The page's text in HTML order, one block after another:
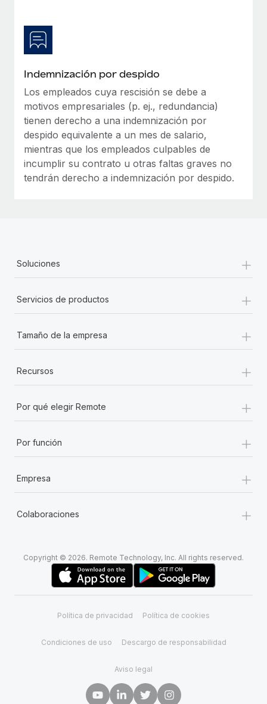
Prestaciones
Gestiona las prestaciones de los empleados sin
todos los tamaños a contratar, gestionar y...
Más información
Pento se convierte en un empleador equitativo
con Remote
Gestionar las nóminas internamente es complicado. Tardas
semanas en hacerlo manualmente y, al mes...
Más información
Indemnización por despido
Los empleados cuya rescisión se debe a
motivos empresariales (p. ej., redundancia)
tienen derecho a una indemnización por
despido equivalente a un mes de salario,
mientras que los empleados culpables de
incumplir su contrato u otras faltas graves no
tendrán derecho a indemnización por despido.
Soluciones +
Servicios de productos +
Tamaño de la empresa +
Recursos +
Por qué elegir Remote +
Por función +
Empresa +
Colaboraciones +
Copyright © 2026. Remote Technology, Inc. All rights reserved.
Política de privacidad Política de cookies
Condiciones de uso Descargo de responsabilidad
Aviso legal